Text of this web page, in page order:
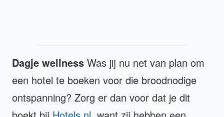
Dagje wellness Was jij nu net van plan om
een hotel te boeken voor die broodnodige
ontspanning? Zorg er dan voor dat je dit